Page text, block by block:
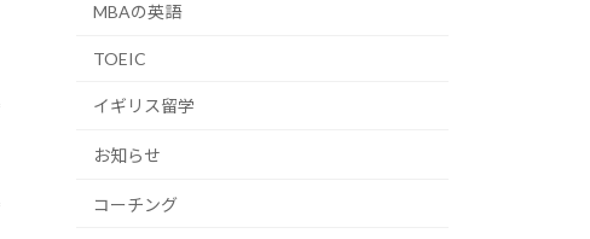
MBAの英語
TOEIC
イギリス留学
お知らせ
コーチング